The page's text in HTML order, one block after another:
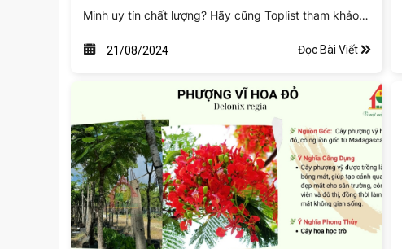
Minh uy tín chất lượng? Hãy cũng Toplist tham khảo
để đồng hành với dự án sắp tới của bạn nhé!
21/08/2024 Đọc Bài Viết